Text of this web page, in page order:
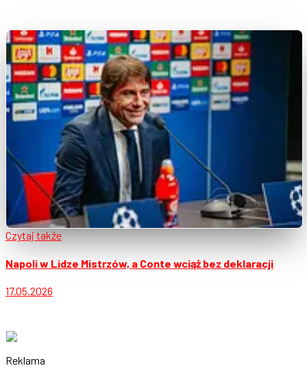
Czytaj także
Napoli w Lidze Mistrzów, a Conte wciąż bez deklaracji
17.05.2026
Reklama